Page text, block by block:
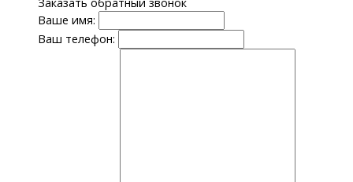
Ваше имя:
Ваш телефон: